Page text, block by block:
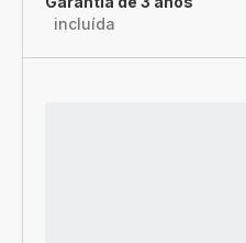
incluída